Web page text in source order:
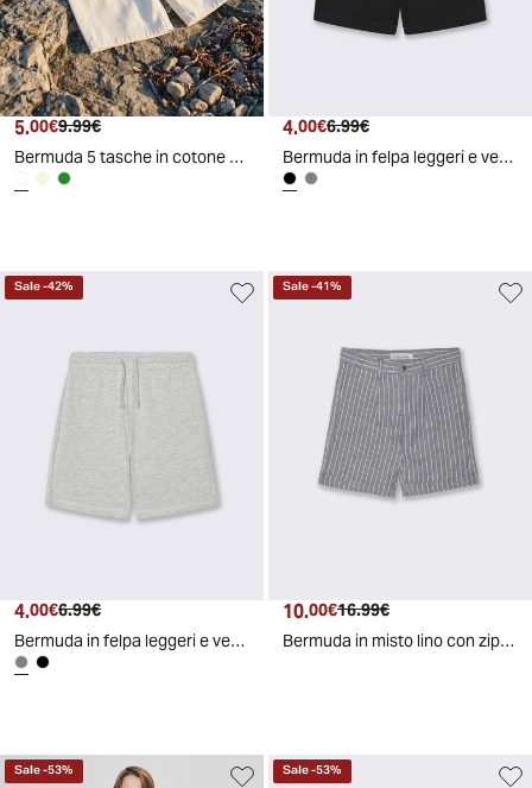
AI generated
Prezzo attuale
5.00€ Prezzo originale
9.99€
Bermuda 5 tasche in cotone per ogni stile - Bianco
Prezzo attuale
4.00€ Prezzo originale
6.99€
Bermuda in felpa leggeri e versatili - Nero
Sale-42%
Prezzo attuale
4.00€ Prezzo originale
6.99€
Bermuda in felpa leggeri e versatili - Grigio mel.
Sale-41%
Prezzo attuale
10.00€ Prezzo originale
16.99€
Bermuda in misto lino con zip e tasche - Righe
Sale-53% Sale-53%